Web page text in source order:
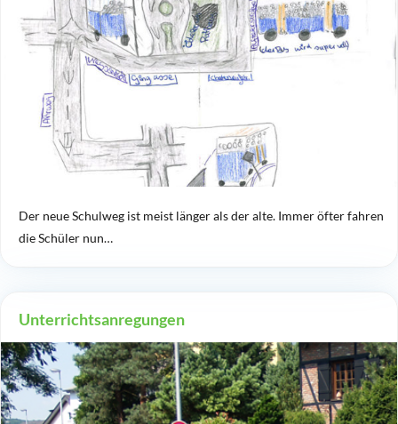
Der neue Schulweg ist meist länger als der alte. Immer öfter fahren
die Schüler nun…
Unterrichtsanregungen